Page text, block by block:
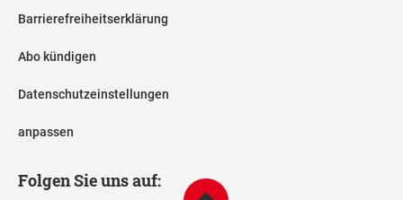
Barrierefreiheitserklärung
Abo kündigen
Datenschutzeinstellungen
anpassen
Folgen Sie uns auf: